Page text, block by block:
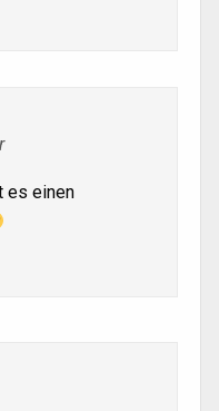
es einen